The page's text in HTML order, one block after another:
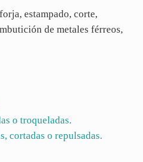
estampado, corte,
de metales férreos,
o troqueladas.
cortadas o repulsadas.